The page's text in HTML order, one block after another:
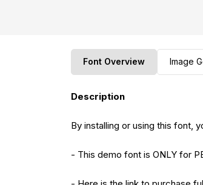
Font Overview Image
Description
By installing or using this font,
- This demo font is ONLY for